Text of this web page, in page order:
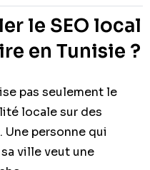
le SEO local
en Tunisie ?
pas seulement le
locale sur des
personne qui
ville veut une